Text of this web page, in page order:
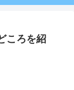
ころを紹